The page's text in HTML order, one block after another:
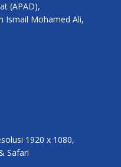
(APAD),
Ismail Mohamed Ali,
1920 x 1080,
Safari